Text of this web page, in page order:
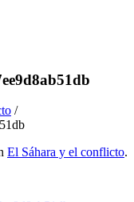
/
El Sáhara y el conflicto.